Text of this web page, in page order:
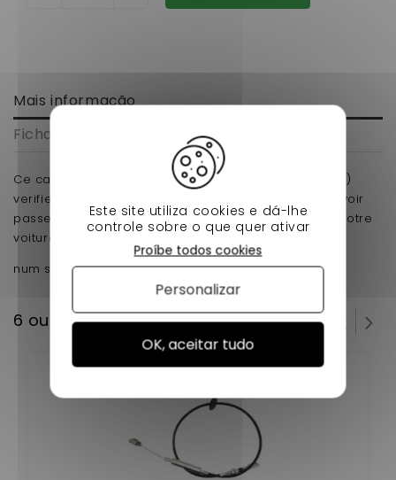
Mais informação
Ficha de dados
Ce cable inverseur chatenet media (2eme montage)
verifier bien sa longueur qui est de 127cm pour pouvoir
passer vos vitesse marche et marche arriere pour votre
voiture sans permis.
num serie VMSCH16...4736
6 outros produtos na mesma categoria:
Este site utiliza cookies e dá-lhe
controle sobre o que quer ativar
OK, aceitar tudo
Proíbe todos cookies
Personalizar